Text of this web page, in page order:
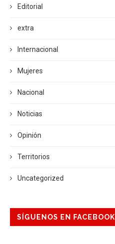
Editorial
extra
Internacional
Mujeres
Nacional
Noticias
Opinión
Territorios
Uncategorized
SÍGUENOS EN FACEBOOK